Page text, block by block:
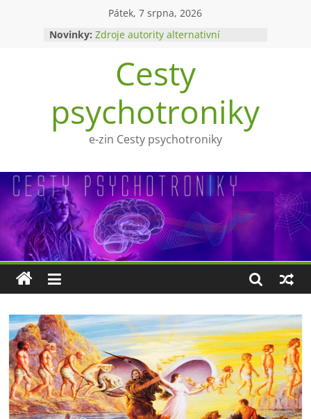
Pátek, 7 srpna, 2026
Novinky: Zdroje autority alternativní
Upíři a mytologie?
Ohnivý poltergeist
Tragédie Anny Göldi
Zlatý východ
Cesty
psychotroniky
e-zin Cesty psychotroniky